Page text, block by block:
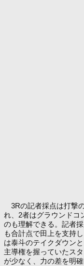
3Rの記者採点は打撃
れ、2者はグラウンドコ
のも理解できる。記者
も合計点で田上を支持
は泰斗のテイクダウン
主導権を握っていたス
が少なく、力の差を明